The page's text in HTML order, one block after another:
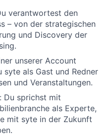
verantwortest den
– von der strategischen
und Discovery der
unserer Account
als Gast und Redner
und Veranstaltungen.
Du sprichst mit
als Experte,
mit syte in der Zukunft